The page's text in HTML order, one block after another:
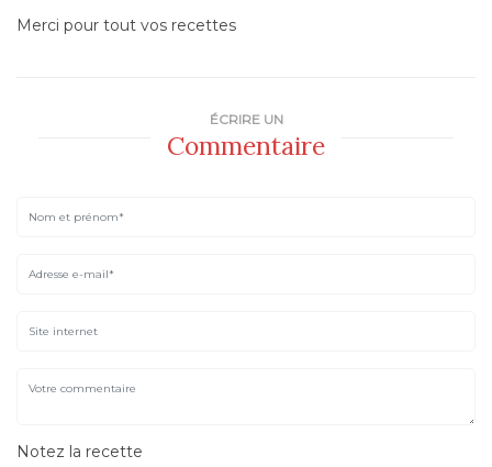
Merci pour tout vos recettes
ÉCRIRE UN
Commentaire
Notez la recette